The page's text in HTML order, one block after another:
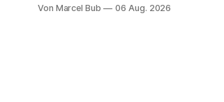
außergewöhnlichen Opernabend.
Von Marcel Bub 06 Aug. 2026